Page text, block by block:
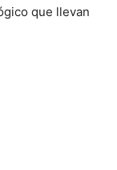
que llevan